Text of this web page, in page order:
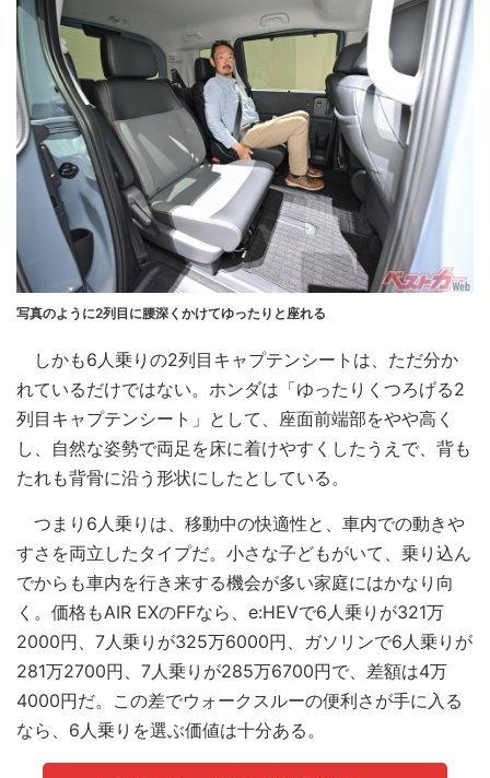
写真のように2列目に腰深くかけてゆったりと座れる
しかも6人乗りの2列目キャプテンシートは、ただ分か
れているだけではない。ホンダは「ゆったりくつろげる2
列目キャプテンシート」として、座面前端部をやや高く
し、自然な姿勢で両足を床に着けやすくしたうえで、背も
たれも背骨に沿う形状にしたとしている。
つまり6人乗りは、移動中の快適性と、車内での動きや
すさを両立したタイプだ。小さな子どもがいて、乗り込ん
でからも車内を行き来する機会が多い家庭にはかなり向
く。価格もAIR EXのFFなら、e:HEVで6人乗りが321万
2000円、7人乗りが325万6000円、ガソリンで6人乗りが
281万2700円、7人乗りが285万6700円で、差額は4万
4000円だ。この差でウォークスルーの便利さが手に入る
なら、6人乗りを選ぶ価値は十分ある。